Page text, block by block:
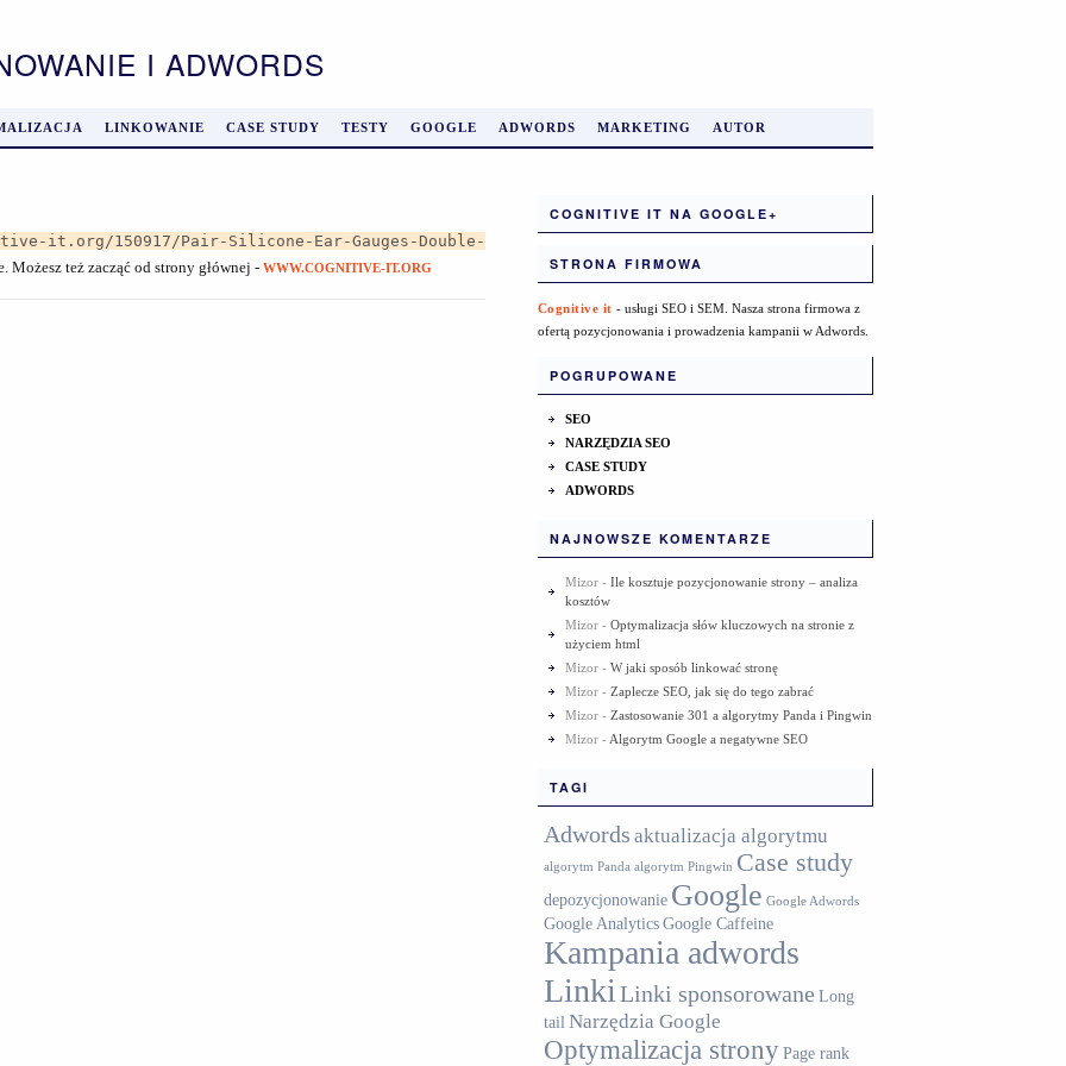
I ADWORDS
LINKOWANIE CASE STUDY TESTY GOOGLE ADWORDS MARKETING AUTOR
it.org/150917/Pair-Silicone-Ear-Gauges-Double-
Możesz też zacząć od strony głównej - WWW.COGNITIVE-IT.ORG
COGNITIVE IT NA GOOGLE+
STRONA FIRMOWA
Cognitive it - usługi SEO i SEM. Nasza strona firmowa z
ofertą pozycjonowania i prowadzenia kampanii w Adwords.
POGRUPOWANE
SEO
NARZĘDZIA SEO
CASE STUDY
ADWORDS
NAJNOWSZE KOMENTARZE
Mizor- Ile kosztuje pozycjonowanie strony – analiza
kosztów
Mizor- Optymalizacja słów kluczowych na stronie z
użyciem html
Mizor- W jaki sposób linkować stronę
Mizor- Zaplecze SEO, jak się do tego zabrać
Mizor- Zastosowanie 301 a algorytmy Panda i Pingwin
Mizor- Algorytm Google a negatywne SEO
TAGI
Adwords aktualizacja algorytmu
algorytm Panda algorytm Pingwin Case study
depozycjonowanie Google Google Adwords
Google AnalyticsGoogle Caffeine
Kampania adwords
Linki Linki sponsorowane Long
tail Narzędzia Google
Optymalizacja stronyPage rank